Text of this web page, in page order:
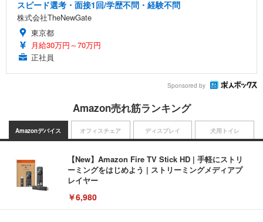
スピード選考・面接1回/学歴不問・経験不問
株式会社TheNewGate
東京都
月給30万円～70万円
正社員
Sponsored by
Amazon売れ筋ランキング
Amazonデバイス
【New】Amazon Fire TV Stick HD | 手軽にストリ
ーミングをはじめよう | ストリーミングメディアプ
レイヤー
￥6,980
オフィスチェア ディスプレイ 犬用トイレ